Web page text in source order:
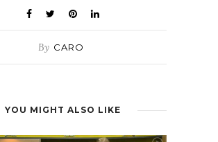
By CARO
YOU MIGHT ALSO LIKE